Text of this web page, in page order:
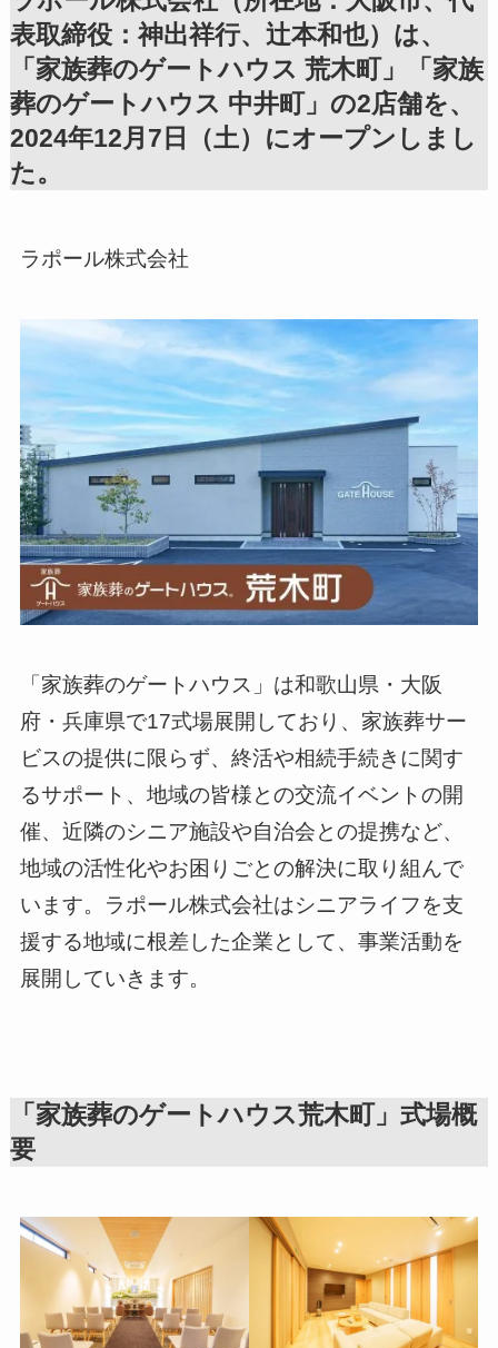
表取締役：神出祥行、辻本和也）は、
「家族葬のゲートハウス 荒木町」「家族
葬のゲートハウス 中井町」の2店舗を、
2024年12月7日（土）にオープンしまし
た。
ラポール株式会社
「家族葬のゲートハウス」は和歌山県・大阪
府・兵庫県で17式場展開しており、家族葬サー
ビスの提供に限らず、終活や相続手続きに関す
るサポート、地域の皆様との交流イベントの開
催、近隣のシニア施設や自治会との提携など、
地域の活性化やお困りごとの解決に取り組んで
います。ラポール株式会社はシニアライフを支
援する地域に根差した企業として、事業活動を
展開していきます。
「家族葬のゲートハウス荒木町」式場概
要